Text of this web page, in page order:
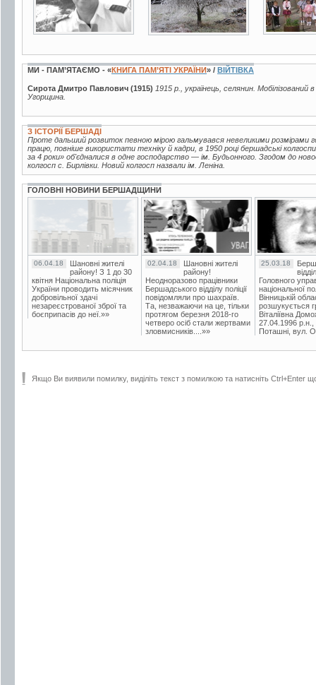
МИ - ПАМ’ЯТАЄМО - «КНИГА ПАМ’ЯТІ УКРАЇНИ» / ВІЙТІВКА
Сирота Дмитро Павлович (1915) 1915 р., українець, селянин.
Угорщина.
З ІСТОРІЇ БЕРШАДІ
Проте дальший розвиток певною мірою гальмувався невеликими розмірами
працю, повніше використати техніку й кадри, в 1950 році бершадські
за 4 роки» об'єдналися в одне господарство — ім. Будьонного. Згодом до
колгосп с. Бирлівки. Новий колгосп назвали ім. Леніна.
ГОЛОВНІ НОВИНИ БЕРШАДЩИНИ
06.04.18
Шановні жителі
району! З 1 до 30
квітня Національна поліція
України проводить місячник
добровільної здачі
незареєстрованої зброї та
боєприпасів до неї.»»
02.04.18
Шановні жителі
району!
Неодноразово працівники
Бершадського відділу поліції
повідомляли про шахраїв.
Та, незважаючи на це, тільки
протягом березня 2018-го
четверо осіб стали жертвами
зловмисників....»»
25.03.18
Головного
національної
Вінницькій
розшукується
Віталіївна
27.04.1996 р.н.,
Поташні, вул.
Якщо Ви виявили помилку, виділіть текст з помилкою та натисніть Ctrl+Enter